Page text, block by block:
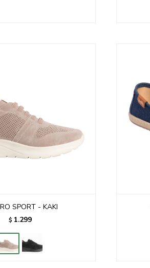
SPORT - KAKI
$ 1.299